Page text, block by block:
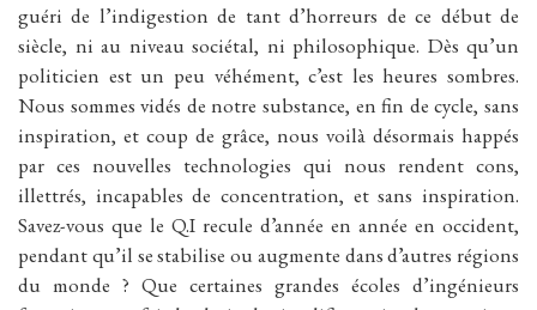
guéri de l’indigestion de tant d’horreurs de ce début de
siècle, ni au niveau sociétal, ni philosophique. Dès qu’un
politicien est un peu véhément, c’est les heures sombres.
Nous sommes vidés de notre substance, en fin de cycle, sans
inspiration, et coup de grâce, nous voilà désormais happés
par ces nouvelles technologies qui nous rendent cons,
illettrés, incapables de concentration, et sans inspiration.
Savez-vous que le Q.I recule d’année en année en occident,
pendant qu’il se stabilise ou augmente dans d’autres régions
du monde ? Que certaines grandes écoles d’ingénieurs